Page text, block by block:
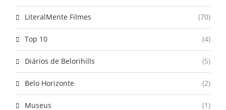
LiteralMente Filmes (70)
Top 10 (4)
Diários de Belorihills (5)
Belo Horizonte (2)
Museus (1)